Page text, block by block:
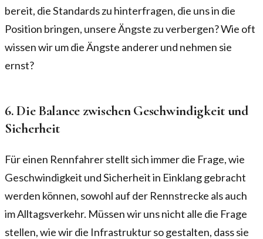
bereit, die Standards zu hinterfragen, die uns in die
Position bringen, unsere Ängste zu verbergen? Wie oft
wissen wir um die Ängste anderer und nehmen sie
ernst?
6. Die Balance zwischen Geschwindigkeit und
Sicherheit
Für einen Rennfahrer stellt sich immer die Frage, wie
Geschwindigkeit und Sicherheit in Einklang gebracht
werden können, sowohl auf der Rennstrecke als auch
im Alltagsverkehr. Müssen wir uns nicht alle die Frage
stellen, wie wir die Infrastruktur so gestalten, dass sie